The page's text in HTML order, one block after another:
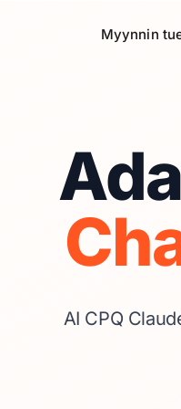
Myynnin
AI CPQ